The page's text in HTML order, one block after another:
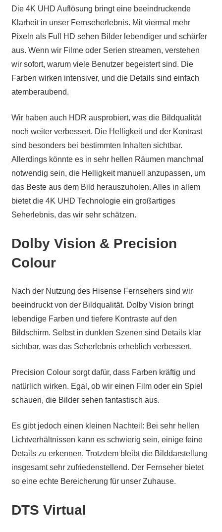
Die 4K UHD Auflösung bringt eine beeindruckende
Klarheit in unser Fernseherlebnis. Mit viermal mehr
Pixeln als Full HD sehen Bilder lebendiger und schärfer
aus. Wenn wir Filme oder Serien streamen, verstehen
wir sofort, warum viele Benutzer begeistert sind. Die
Farben wirken intensiver, und die Details sind einfach
atemberaubend.
Wir haben auch HDR ausprobiert, was die Bildqualität
noch weiter verbessert. Die Helligkeit und der Kontrast
sind besonders bei bestimmten Inhalten sichtbar.
Allerdings könnte es in sehr hellen Räumen manchmal
notwendig sein, die Helligkeit manuell anzupassen, um
das Beste aus dem Bild herauszuholen. Alles in allem
bietet die 4K UHD Technologie ein großartiges
Seherlebnis, das wir sehr schätzen.
Dolby Vision & Precision
Colour
Nach der Nutzung des Hisense Fernsehers sind wir
beeindruckt von der Bildqualität. Dolby Vision bringt
lebendige Farben und tiefere Kontraste auf den
Bildschirm. Selbst in dunklen Szenen sind Details klar
sichtbar, was das Seherlebnis erheblich verbessert.
Precision Colour sorgt dafür, dass Farben kräftig und
natürlich wirken. Egal, ob wir einen Film oder ein Spiel
schauen, die Bilder sehen fantastisch aus.
Es gibt jedoch einen kleinen Nachteil: Bei sehr hellen
Lichtverhältnissen kann es schwierig sein, einige feine
Details zu erkennen. Trotzdem bleibt die Bilddarstellung
insgesamt sehr zufriedenstellend. Der Fernseher bietet
so eine echte Bereicherung für unser Zuhause.
DTS Virtual